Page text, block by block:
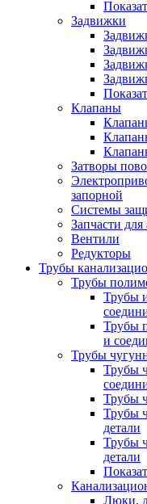
Задвижки
Клапаны
Затворы
запорной
Системы
Запчасти
Вентили
Редукторы
Трубы
Трубы
Трубы
Трубы
и
Трубы
Трубы
Трубы
Трубы
детали
Трубы
детали
Люки,